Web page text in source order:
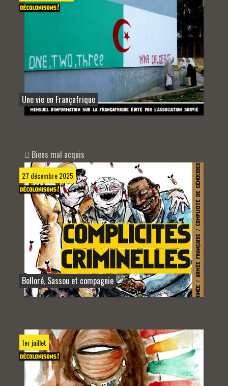
Une vie en Françafrique
Biens mal acquis
27 décembre 2025
Bolloré, Sassou et compagnie
1er juillet